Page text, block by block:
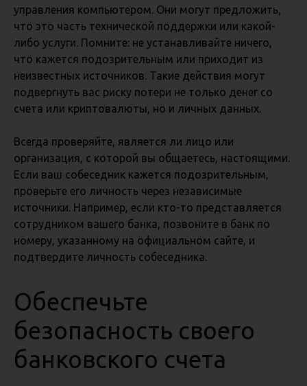
управления компьютером. Они могут предложить,
что это часть технической поддержки или какой-
либо услуги. Помните: не устанавливайте ничего,
что кажется подозрительным или приходит из
неизвестных источников. Такие действия могут
подвергнуть вас риску потери не только денег со
счета или криптовалюты, но и личных данных.
Всегда проверяйте, является ли лицо или
организация, с которой вы общаетесь, настоящими.
Если ваш собеседник кажется подозрительным,
проверьте его личность через независимые
источники. Например, если кто-то представляется
сотрудником вашего банка, позвоните в банк по
номеру, указанному на официальном сайте, и
подтвердите личность собеседника.
Обеспечьте
безопасность своего
банковского счета